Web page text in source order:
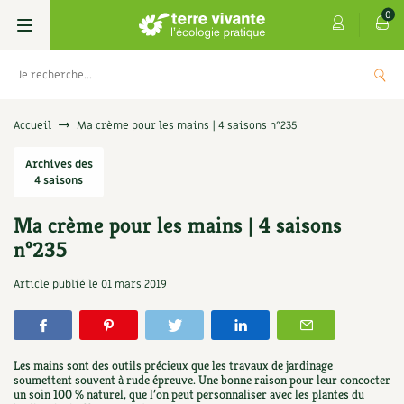
0
Livres
Permaculture, Jardin bio
Techniques de jardinage
Verger, arbres
Aménagement jardin
Les 4 saisons
Se réabonner
Offrir un abonnement
Les numéros
4 saisons
Graines, semences
Aromatiques
Florales
Cartes cadeau
Découvrir le Centre
Visiter en famille, entre amis
Jardin bio
Parole libre
Accueil Ma crème pour les mains | 4 saisons n°235
Archives des
4 saisons
Ma crème pour les mains | 4 saisons
n°235
Article publié le 01 mars 2019
Les mains sont des outils précieux que les travaux de jardinage
soumettent souvent à rude épreuve. Une bonne raison pour leur concocter
un soin 100 % naturel, que l’on peut personnaliser avec les plantes du
9,90